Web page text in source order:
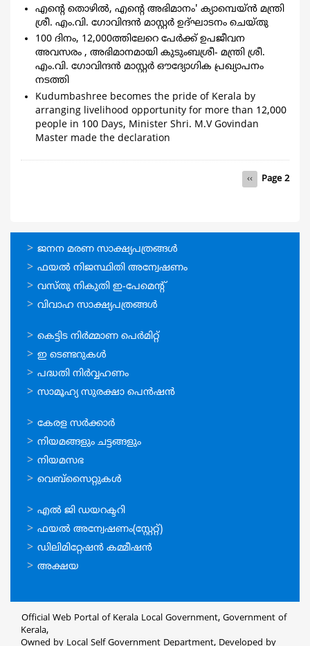
എന്റെ തൊഴിൽ, എന്റെ അഭിമാനം' ക്യാമ്പെയ്ൻ മന്ത്രി
ശ്രീ. എം.വി. ​ഗോവിന്ദൻ മാസ്റ്റർ ഉദ്ഘാടനം ചെയ്തു
100 ദിനം, 12,000ത്തിലേറെ പേര്‍ക്ക് ഉപജീവന
അവസരം , അഭിമാനമായി കുടുംബശ്രീ- മന്ത്രി ശ്രീ.
എം.വി. ഗോവിന്ദന്‍ മാസ്റ്റര്‍ ഔദ്യോഗിക പ്രഖ്യാപനം
നടത്തി
Kudumbashree becomes the pride of Kerala by
arranging livelihood opportunity for more than 12,000
people in 100 Days, Minister Shri. M.V Govindan
Master made the declaration
Previous
‹‹ Page 2
ഓണ്‍ലൈന്‍
സേവനങ്ങള്‍
ജനന മരണ സാക്ഷ്യപത്രങ്ങള്‍
ഫയല്‍ നിജസ്ഥിതി അന്വേഷണം
വസ്തു നികുതി ഇ-പേമെന്റ്
വിവാഹ സാക്ഷ്യപത്രങ്ങള്‍
ഓണ്‍ലൈന്‍
സേവനങ്ങള്‍
കെട്ടിട നിര്‍മ്മാണ പെര്‍മിറ്റ്‌
ഇ ടെണ്ടറുകള്‍
പദ്ധതി നിര്‍വ്വഹണം
സാമൂഹ്യ സുരക്ഷാ പെന്‍ഷന്‍
ഉപയോഗപ്രദമായ
കണ്ണികള്‍
കേരള സര്‍ക്കാര്‍
നിയമങ്ങളും ചട്ടങ്ങളും
നിയമസഭ
വെബ്സൈറ്റുകള്‍
ഉപയോഗപ്രദമായ
കണ്ണികള്‍
എല്‍ ജി ഡയറക്ടറി
ഫയല്‍ അന്വേഷണം(സ്റ്റേറ്റ്)
ഡിലിമിറ്റേഷന്‍ കമ്മീഷന്‍
അക്ഷയ
Official Web Portal of Kerala Local Government, Government of
Kerala,
Owned by Local Self Government Department, Developed by